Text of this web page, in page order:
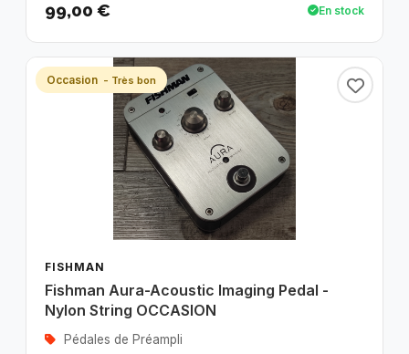
99,00 € En stock
Occasion - Très bon
FISHMAN
Fishman Aura-Acoustic Imaging Pedal -
Nylon String OCCASION
Pédales de Préampli